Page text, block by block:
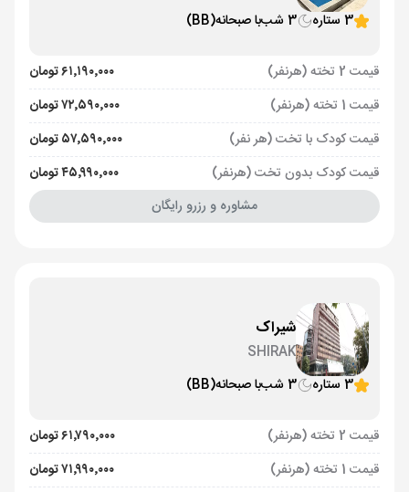
3 ستاره
3 شب با صبحانه(BB)
قیمت 2 تخته (هرنفر)
۶۱٬۱۹۰٬۰۰۰ تومان
قیمت 1 تخته (هرنفر)
۷۲٬۵۹۰٬۰۰۰ تومان
قیمت کودک با تخت (هر نفر)
۵۷٬۵۹۰٬۰۰۰ تومان
قیمت کودک بدون تخت (هرنفر)
۴۵٬۹۹۰٬۰۰۰ تومان
مشاوره و رزرو رایگان
شیراک
SHIRAK
3 ستاره
3 شب با صبحانه(BB)
قیمت 2 تخته (هرنفر)
۶۱٬۷۹۰٬۰۰۰ تومان
قیمت 1 تخته (هرنفر)
۷۱٬۹۹۰٬۰۰۰ تومان